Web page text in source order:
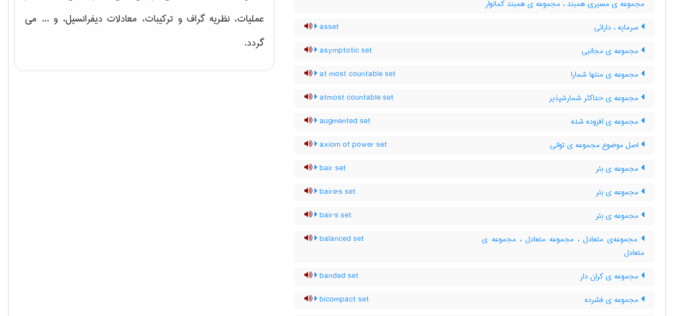
مجموعه ی مسیری همبند ، مجموعه ی همبند کمانوار
سرمایه ، دارائی asset
مجموعه ی مجانبی asymptotic set
مجموعه ی منتها شمارا at most countable set
مجموعه ی حداکثر شمارشپذیر atmost countable set
مجموعه ی افزوده شده augmented set
اصل موضوع مجموعه ی توانی axiom of power set
مجموعه ی بئر bair set
مجموعه ی بئر baire's set
مجموعه ی بئر bair's set
مجموعه‌ی متعادل ، مجموعه متعادل ، مجموعه ی
متعادل
balanced set
مجموعه ی کران دار banded set
مجموعه ی فشرده bicompact set
عملیات، نظریه گراف و تركیبات، معادلات دیفرانسیل، و ... می
گردد.